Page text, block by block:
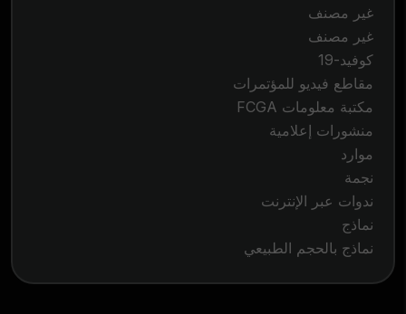
غير مصنف
غير مصنف
كوفيد-19
مقاطع فيديو للمؤتمرات
مكتبة معلومات FCGA
منشورات إعلامية
موارد
نجمة
ندوات عبر الإنترنت
نماذج
نماذج بالحجم الطبيعي